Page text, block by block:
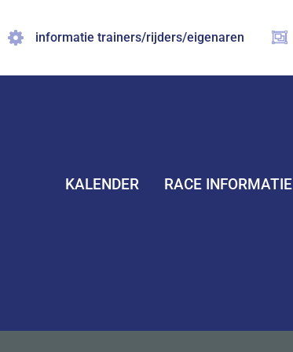
naar
de
informatie trainers/rijders/eigenaren
KALENDER RACE INFORMATIE